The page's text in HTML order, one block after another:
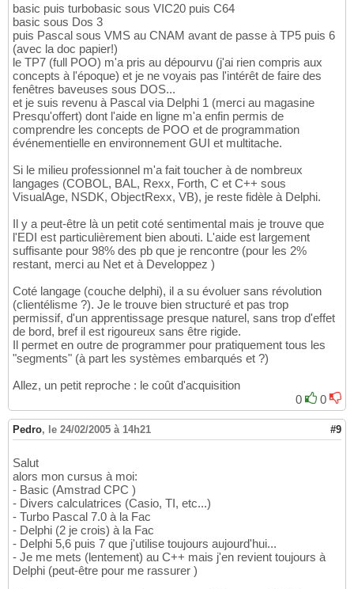
basic puis turbobasic sous VIC20 puis C64
basic sous Dos 3
puis Pascal sous VMS au CNAM avant de passe à TP5 puis 6
(avec la doc papier!)
le TP7 (full POO) m'a pris au dépourvu (j'ai rien compris aux
concepts à l'époque) et je ne voyais pas l'intérêt de faire des
fenêtres baveuses sous DOS...
et je suis revenu à Pascal via Delphi 1 (merci au magasine
Presqu'offert) dont l'aide en ligne m'a enfin permis de
comprendre les concepts de POO et de programmation
événementielle en environnement GUI et multitache.
Si le milieu professionnel m'a fait toucher à de nombreux
langages (COBOL, BAL, Rexx, Forth, C et C++ sous
VisualAge, NSDK, ObjectRexx, VB), je reste fidèle à Delphi.
Il y a peut-être là un petit coté sentimental mais je trouve que
l'EDI est particulièrement bien abouti. L'aide est largement
suffisante pour 98% des pb que je rencontre (pour les 2%
restant, merci au Net et à Developpez )
Coté langage (couche delphi), il a su évoluer sans révolution
(clientélisme ?). Je le trouve bien structuré et pas trop
permissif, d'un apprentissage presque naturel, sans trop d'effet
de bord, bref il est rigoureux sans être rigide.
Il permet en outre de programmer pour pratiquement tous les
"segments" (à part les systèmes embarqués et ?)
Allez, un petit reproche : le coût d'acquisition
0
0
Pedro, le 24/02/2005 à 14h21 #9
Salut
alors mon cursus à moi:
- Basic (Amstrad CPC )
- Divers calculatrices (Casio, TI, etc...)
- Turbo Pascal 7.0 à la Fac
- Delphi (2 je crois) à la Fac
- Delphi 5,6 puis 7 que j'utilise toujours aujourd'hui...
- Je me mets (lentement) au C++ mais j'en revient toujours à
Delphi (peut-être pour me rassurer )